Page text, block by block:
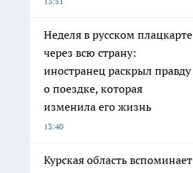
Неделя в русском плацкарте
через всю страну:
иностранец раскрыл правду
о поездке, которая
изменила его жизнь
13:40
Курская область вспоминает